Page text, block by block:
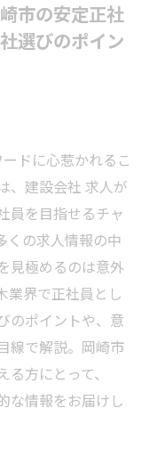
市の安定正社
選びのポイン
ドに心惹かれるこ
、建設会社 求人が
員を目指せるチャ
くの求人情報の中
見極めるのは意外
業界で正社員とし
のポイントや、意
線で解説。岡崎市
方にとって、
な情報をお届けし